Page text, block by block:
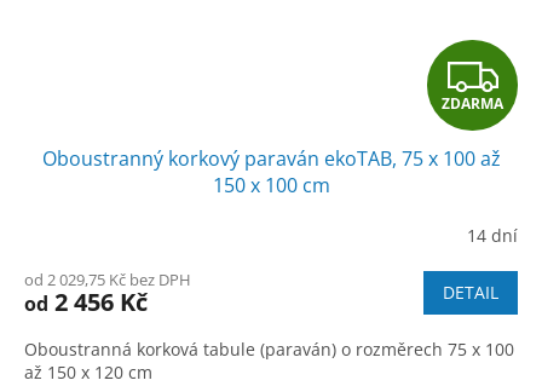
Z
D
A
R
M
A
ZDARMA
Oboustranný korkový paraván ekoTAB, 75 x 100 až
150 x 100 cm
14 dní
od 2 029,75 Kč bez DPH
od 2 456 Kč DETAIL
Oboustranná korková tabule (paraván) o rozměrech 75 x 100
až 150 x 120 cm